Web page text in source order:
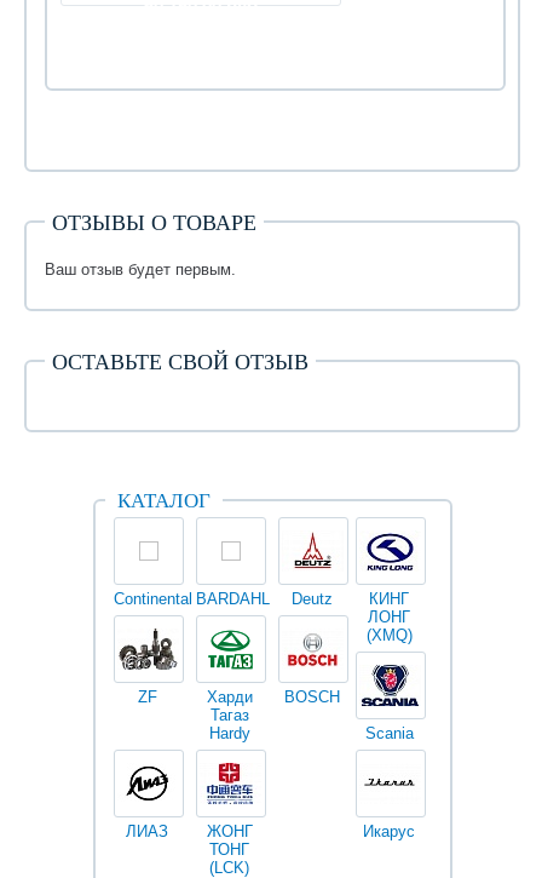
60 750.00 руб
ОТЗЫВЫ О ТОВАРЕ
Ваш отзыв будет первым.
ОСТАВЬТЕ СВОЙ ОТЗЫВ
КАТАЛОГ
Continental BARDAHL Deutz
ZF
Харди
Тагаз
Hardy
BOSCH
ЛИАЗ
ЖОНГ
ТОНГ
(LCK)
КИНГ
ЛОНГ
(XMQ)
Scania
Икарус